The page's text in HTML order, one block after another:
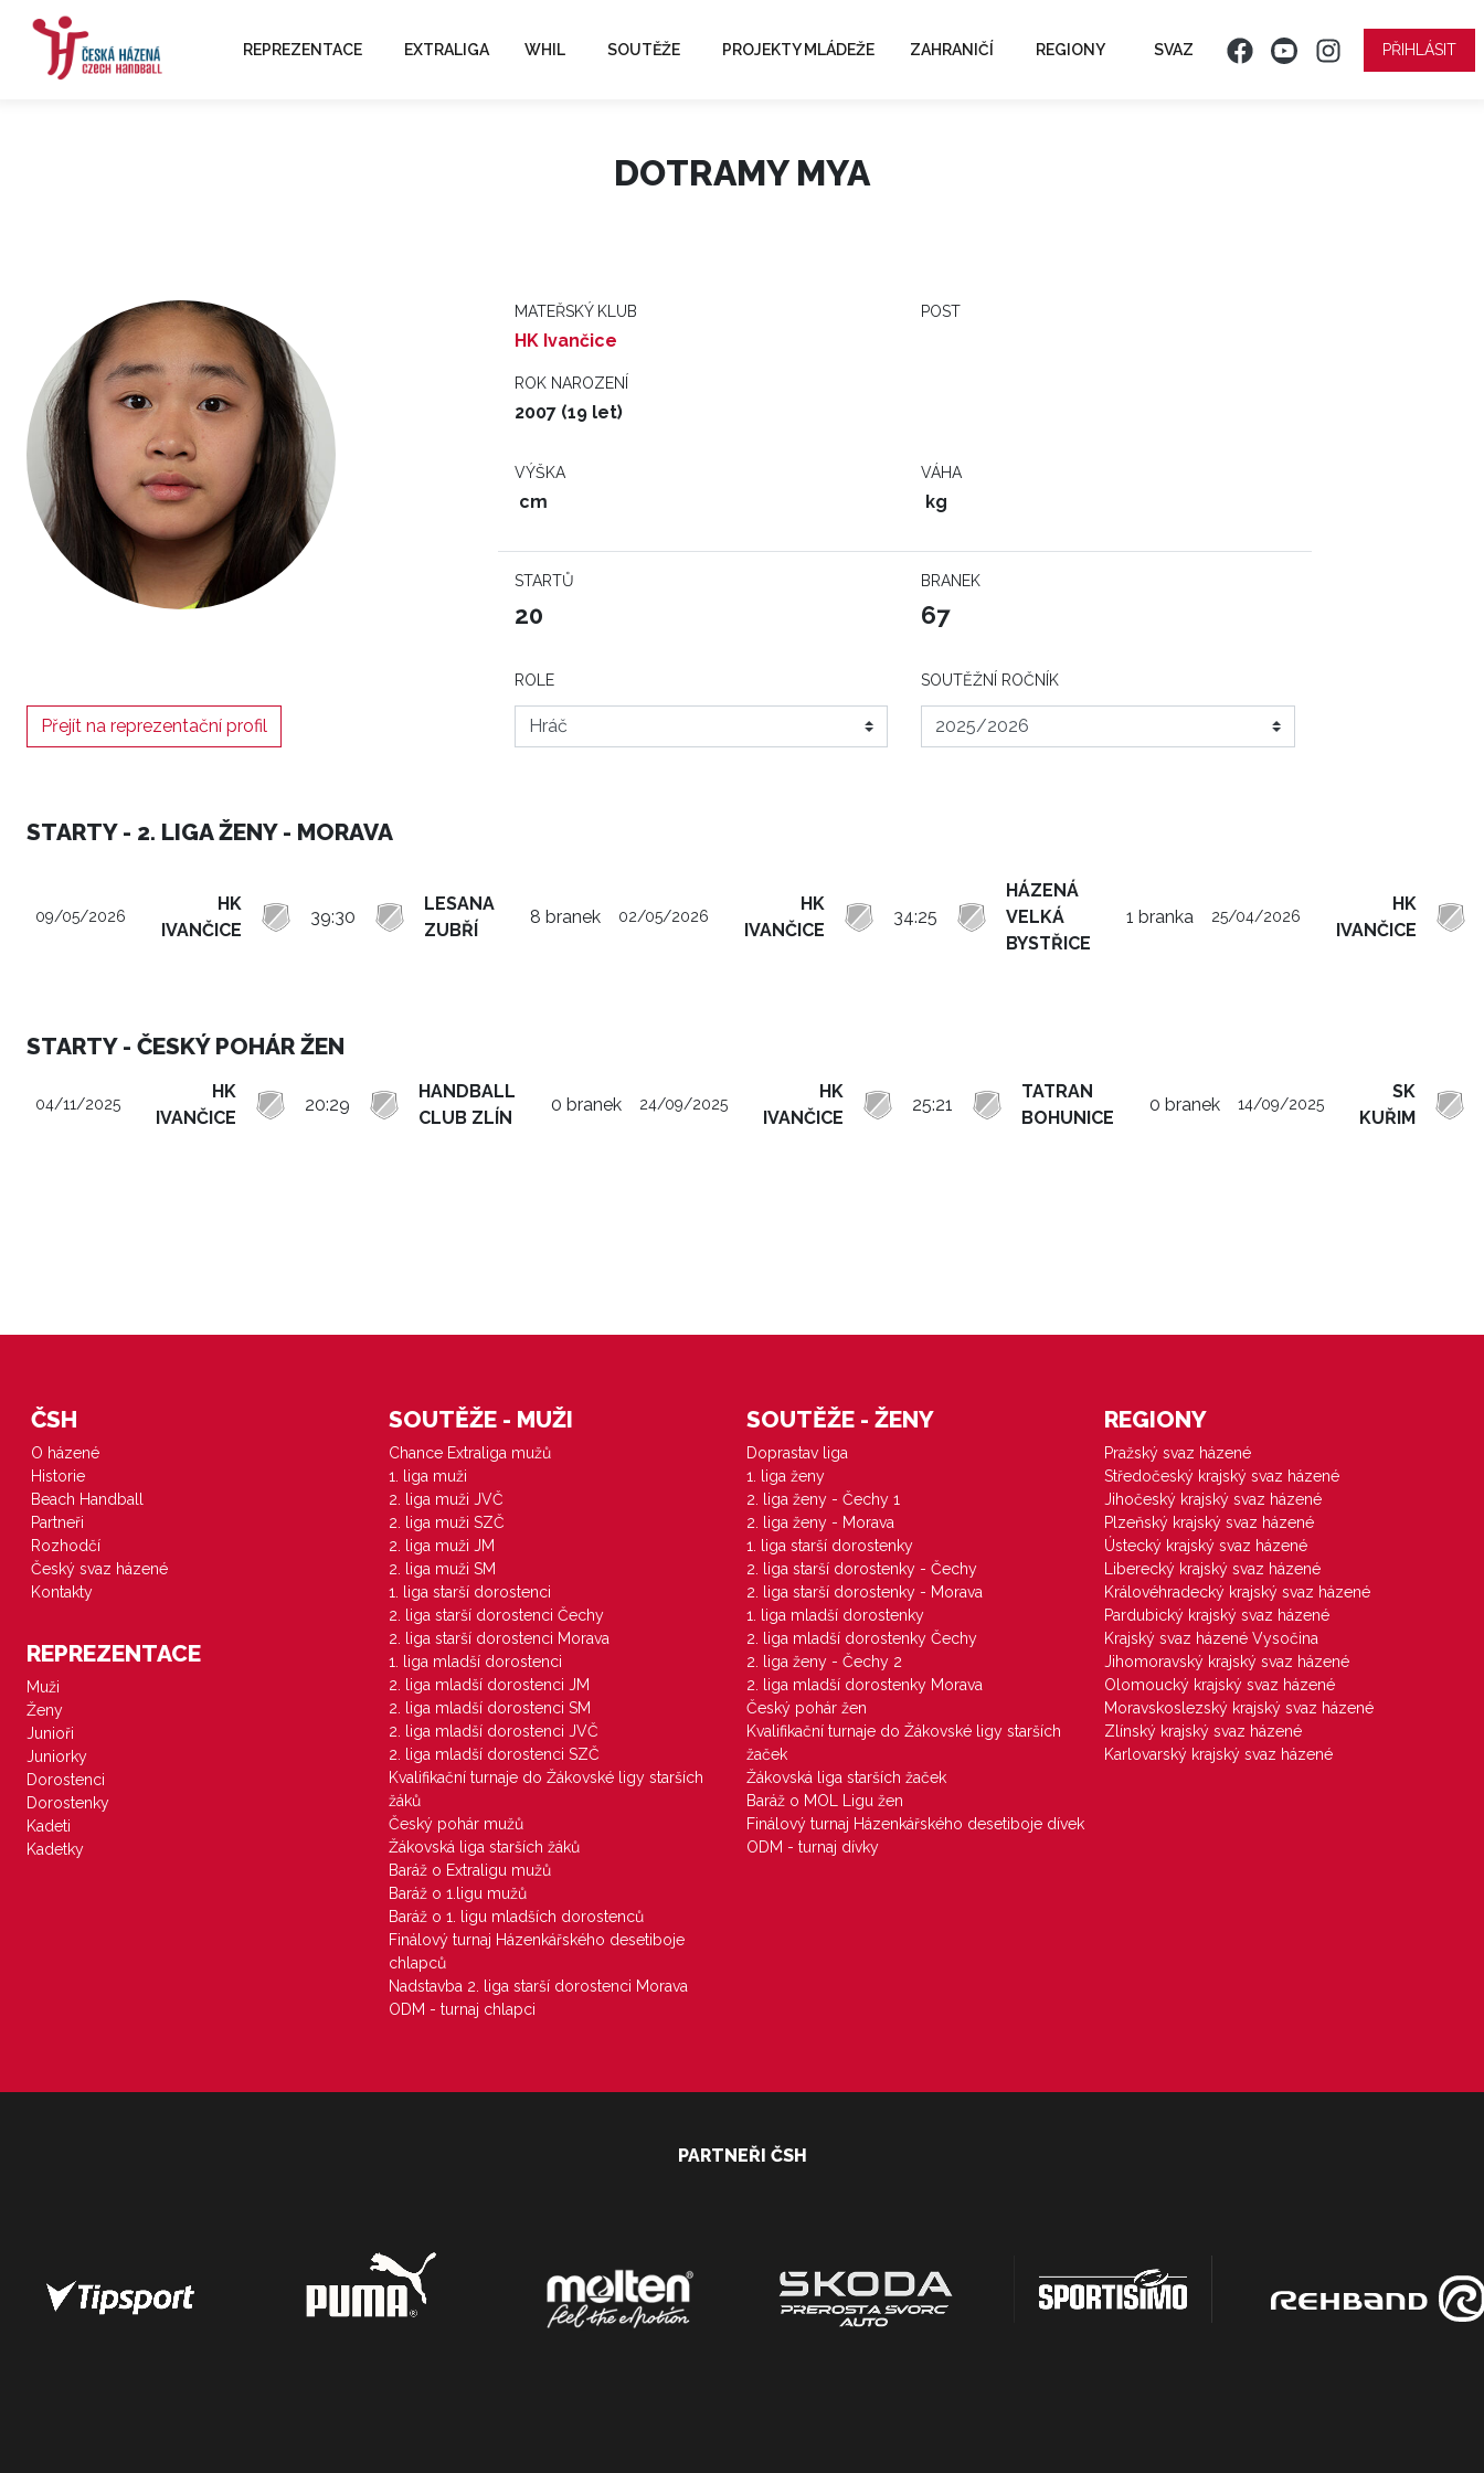
REPREZENTACE EXTRALIGA WHIL SOUTĚŽE PROJEKTY MLÁDEŽE ZAHRANIČÍ REGIONY SVAZ PŘIHLÁSIT
DOTRAMY MYA
MATEŘSKÝ KLUB
HK Ivančice
POST
ROK NAROZENÍ
2007 (19 let)
VÝŠKA
cm
VÁHA
kg
STARTŮ
20
BRANEK
67
Přejít na reprezentační profil
ROLE SOUTĚŽNÍ ROČNÍK
STARTY - 2. LIGA ŽENY - MORAVA
09/05/2026
HK
IVANČICE
39:30
LESANA
ZUBŘÍ
8 branek 02/05/2026
HK
IVANČICE
34:25
HÁZENÁ
VELKÁ
BYSTŘICE
1 branka 25/04/2026
HK
IVANČICE
STARTY - ČESKÝ POHÁR ŽEN
04/11/2025
HK
IVANČICE
20:29
HANDBALL
CLUB ZLÍN
0 branek 24/09/2025
HK
IVANČICE
25:21
TATRAN
BOHUNICE
0 branek 14/09/2025
SK
KUŘIM
ČSH
O házené
Historie
Beach Handball
Partneři
Rozhodčí
Český svaz házené
Kontakty
REPREZENTACE
Muži
Ženy
Junioři
Juniorky
Dorostenci
Dorostenky
Kadeti
Kadetky
SOUTĚŽE - MUŽI
Chance Extraliga mužů
1. liga muži
2. liga muži JVČ
2. liga muži SZČ
2. liga muži JM
2. liga muži SM
1. liga starší dorostenci
2. liga starší dorostenci Čechy
2. liga starší dorostenci Morava
1. liga mladší dorostenci
2. liga mladší dorostenci JM
2. liga mladší dorostenci SM
2. liga mladší dorostenci JVČ
2. liga mladší dorostenci SZČ
Kvalifikační turnaje do Žákovské ligy starších
žáků
Český pohár mužů
Žákovská liga starších žáků
Baráž o Extraligu mužů
Baráž o 1.ligu mužů
Baráž o 1. ligu mladších dorostenců
Finálový turnaj Házenkářského desetiboje
chlapců
Nadstavba 2. liga starší dorostenci Morava
ODM - turnaj chlapci
SOUTĚŽE - ŽENY
Doprastav liga
1. liga ženy
2. liga ženy - Čechy 1
2. liga ženy - Morava
1. liga starší dorostenky
2. liga starší dorostenky - Čechy
2. liga starší dorostenky - Morava
1. liga mladší dorostenky
2. liga mladší dorostenky Čechy
2. liga ženy - Čechy 2
2. liga mladší dorostenky Morava
Český pohár žen
Kvalifikační turnaje do Žákovské ligy starších
žaček
Žákovská liga starších žaček
Baráž o MOL Ligu žen
Finálový turnaj Házenkářského desetiboje dívek
ODM - turnaj dívky
REGIONY
Pražský svaz házené
Středočeský krajský svaz házené
Jihočeský krajský svaz házené
Plzeňský krajský svaz házené
Ústecký krajský svaz házené
Liberecký krajský svaz házené
Královéhradecký krajský svaz házené
Pardubický krajský svaz házené
Krajský svaz házené Vysočina
Jihomoravský krajský svaz házené
Olomoucký krajský svaz házené
Moravskoslezský krajský svaz házené
Zlínský krajský svaz házené
Karlovarský krajský svaz házené
PARTNEŘI ČSH